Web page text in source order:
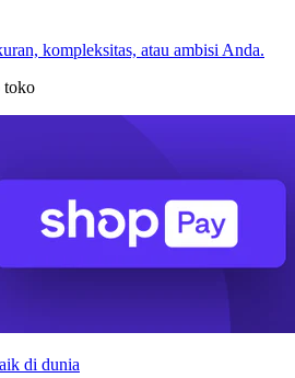
kompleksitas, atau ambisi Anda.
toko
di dunia